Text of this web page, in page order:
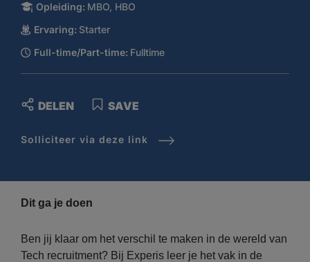
Opleiding: MBO, HBO
Ervaring: Starter
Full-time/Part-time: Fulltime
Solliciteer via deze link
SAVE
DELEN
Dit ga je doen
Ben jij klaar om het verschil te maken in de wereld van
Tech recruitment? Bij Experis leer je het vak in de